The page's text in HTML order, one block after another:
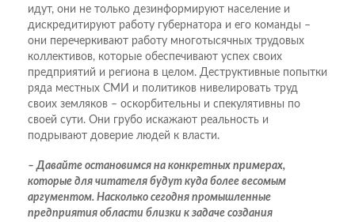
идут, они не только дезинформируют население и
дискредитируют работу губернатора и его команды –
они перечеркивают работу многотысячных трудовых
коллективов, которые обеспечивают успех своих
предприятий и региона в целом. Деструктивные попытки
ряда местных СМИ и политиков нивелировать труд
своих земляков – оскорбительны и спекулятивны по
своей сути. Они грубо искажают реальность и
подрывают доверие людей к власти.
– Давайте остановимся на конкретных примерах,
которые для читателя будут куда более весомым
аргументом. Насколько сегодня промышленные
предприятия области близки к задаче создания